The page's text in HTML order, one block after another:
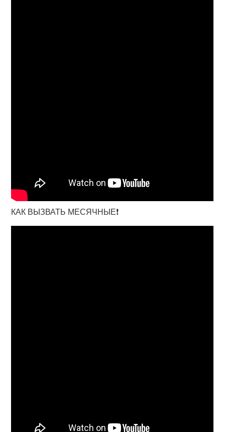
КАК ВЫЗВАТЬ МЕСЯЧНЫЕ❗